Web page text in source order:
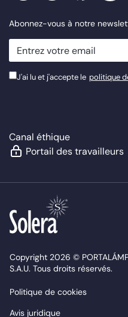
Abonnez-vous à notre
newsletter.suscribe
J'ai lu et j'accepte le politique
Canal éthique
Portail des travailleurs
Copyright 2026 ©
S.A.U. Tous droits réservés.
Politique de cookies
Avis juridique